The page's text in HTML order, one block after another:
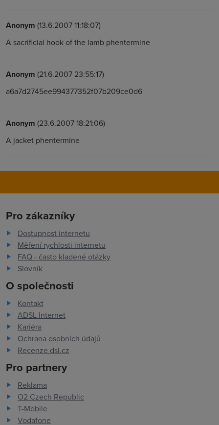
Anonym (13.6.2007 11:18:07)
A sacrificial hook of the lamb phentermine
Anonym (21.6.2007 23:55:17)
a6a7d2745ee994377352f07b209ce0d6
Anonym (23.6.2007 18:21:06)
A jacket phentermine
Pro zákazníky
Dostupnost internetu
Měření rychlosti internetu
FAQ - často kladené otázky
Slovník
O společnosti
Kontakt
ADSL Internet
Kariéra
Ochrana osobních údajů
Recenze dsl.cz
Pro partnery
Reklama
O2 Czech Republic
T-Mobile
Vodafone